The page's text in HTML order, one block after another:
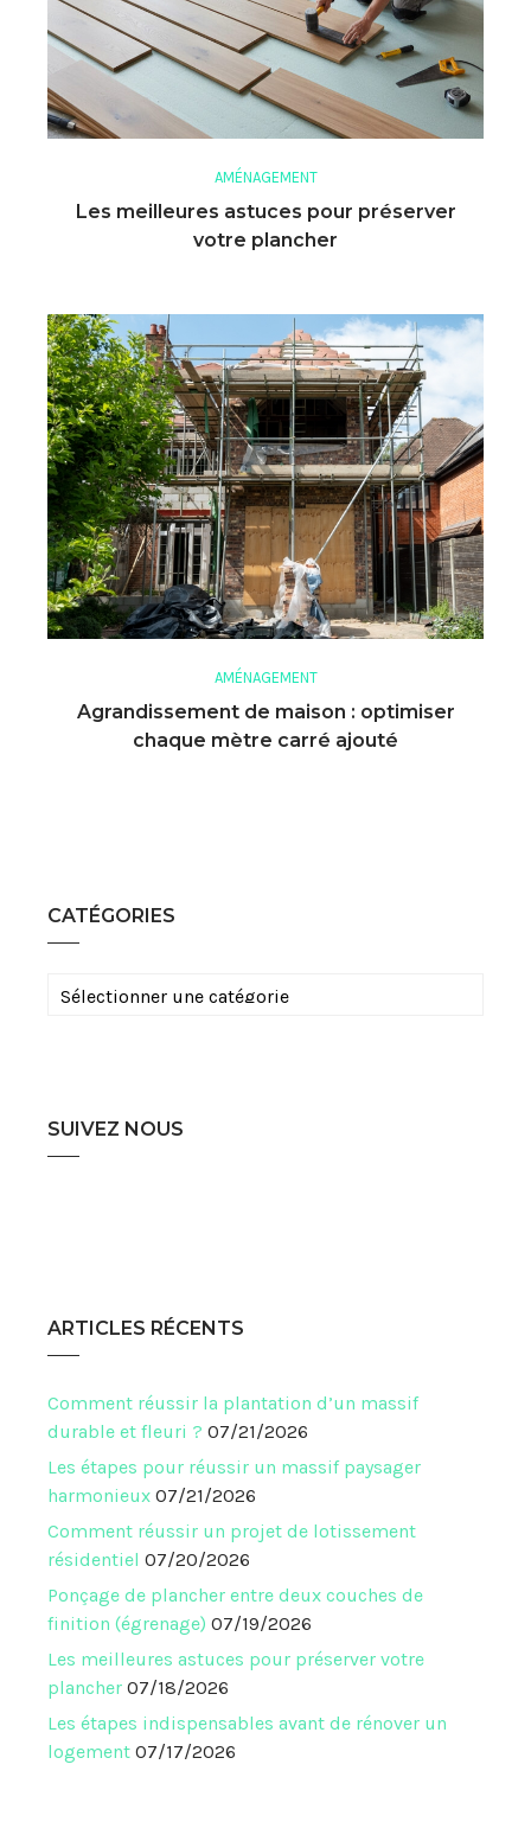
AMÉNAGEMENT
Les meilleures astuces pour préserver
votre plancher
AMÉNAGEMENT
Agrandissement de maison : optimiser
chaque mètre carré ajouté
CATÉGORIES
Catégories
SUIVEZ NOUS
ARTICLES RÉCENTS
Comment réussir la plantation d’un massif
durable et fleuri ? 07/21/2026
Les étapes pour réussir un massif paysager
harmonieux 07/21/2026
Comment réussir un projet de lotissement
résidentiel 07/20/2026
Ponçage de plancher entre deux couches de
finition (égrenage) 07/19/2026
Les meilleures astuces pour préserver votre
plancher 07/18/2026
Les étapes indispensables avant de rénover un
logement 07/17/2026